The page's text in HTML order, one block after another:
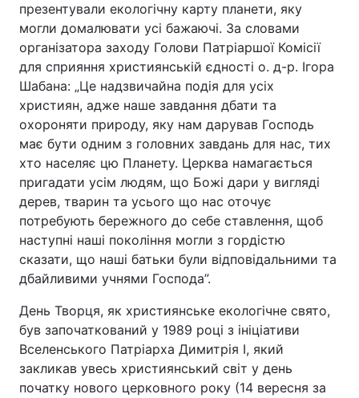
презентували екологічну карту планети, яку
могли домалювати усі бажаючі. За словами
організатора заходу Голови Патріаршої Комісії
для сприяння християнській єдності о. д-р. Ігора
Шабана: „Це надзвичайна подія для усіх
християн, адже наше завдання дбати та
охороняти природу, яку нам дарував Господь
має бути одним з головних завдань для нас, тих
хто населяє цю Планету. Церква намагається
пригадати усім людям, що Божі дари у вигляді
дерев, тварин та усього що нас оточує
потребують бережного до себе ставлення, щоб
наступні наші покоління могли з гордістю
сказати, що наші батьки були відповідальними та
дбайливими учнями Господа”.
День Творця, як християнське екологічне свято,
був започаткований у 1989 році з ініціативи
Вселенського Патріарха Димитрія І, який
закликав увесь християнський світ у день
початку нового церковного року (14 вересня за